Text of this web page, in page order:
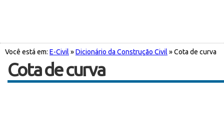
Você está em: E-Civil »Dicionário da Construção Civil » Cota de curva
Cota de curva